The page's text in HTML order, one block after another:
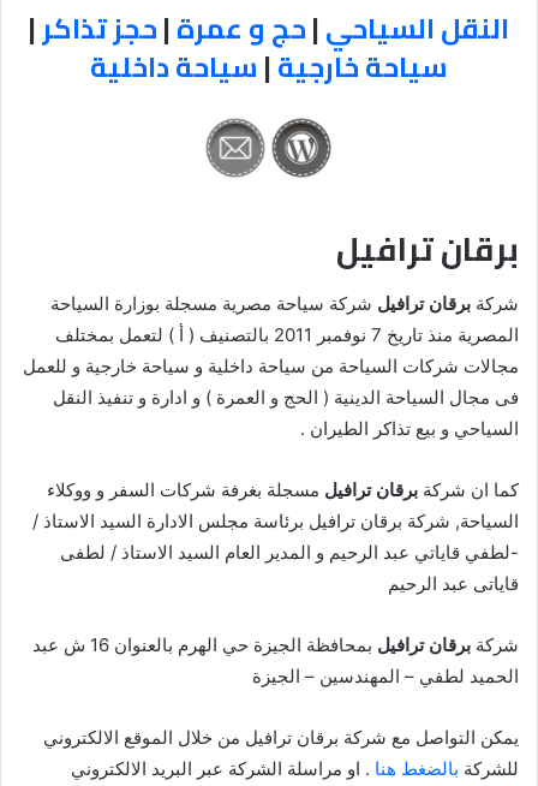
النقل السياحي|حج و عمرة|حجز تذاكر|
سياحة خارجية|سياحة داخلية
برقان ترافيل
شركة برقان ترافيل شركة سياحة مصرية مسجلة بوزارة السياحة
المصرية منذ تاريخ 7 نوفمبر 2011 بالتصنيف ( أ ) لتعمل بمختلف
مجالات شركات السياحة من سياحة داخلية و سياحة خارجية و للعمل
فى مجال السياحة الدينية ( الحج و العمرة ) و ادارة و تنفيذ النقل
السياحي و بيع تذاكر الطيران .
كما ان شركة برقان ترافيل مسجلة بغرفة شركات السفر و ووكلاء
السياحة, شركة برقان ترافيل برئاسة مجلس الادارة السيد الاستاذ /
-لطفي قاياتي عبد الرحيم و المدير العام السيد الاستاذ / لطفى
قاياتى عبد الرحيم
شركة برقان ترافيل
بمحافظة الجيزة حي الهرم بالعنوان 16 ش عبد
الحميد لطفي – المهندسين – الجيزة
يمكن التواصل مع شركة برقان ترافيل من خلال الموقع الالكتروني
للشركة بالضغط هنا . او مراسلة الشركة عبر البريد الالكتروني